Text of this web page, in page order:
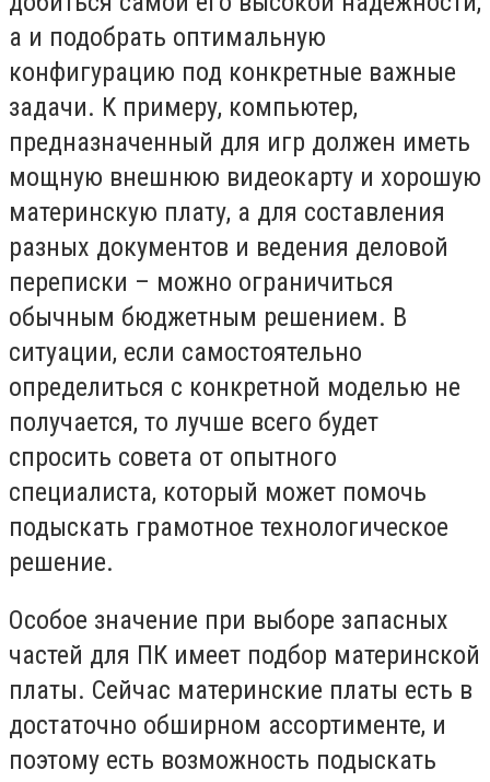
а и подобрать оптимальную
конфигурацию под конкретные важные
задачи. К примеру, компьютер,
предназначенный для игр должен иметь
мощную внешнюю видеокарту и хорошую
материнскую плату, а для составления
разных документов и ведения деловой
переписки – можно ограничиться
обычным бюджетным решением. В
ситуации, если самостоятельно
определиться с конкретной моделью не
получается, то лучше всего будет
спросить совета от опытного
специалиста, который может помочь
подыскать грамотное технологическое
решение.
Особое значение при выборе запасных
частей для ПК имеет подбор материнской
платы. Сейчас материнские платы есть в
достаточно обширном ассортименте, и
поэтому есть возможность подыскать